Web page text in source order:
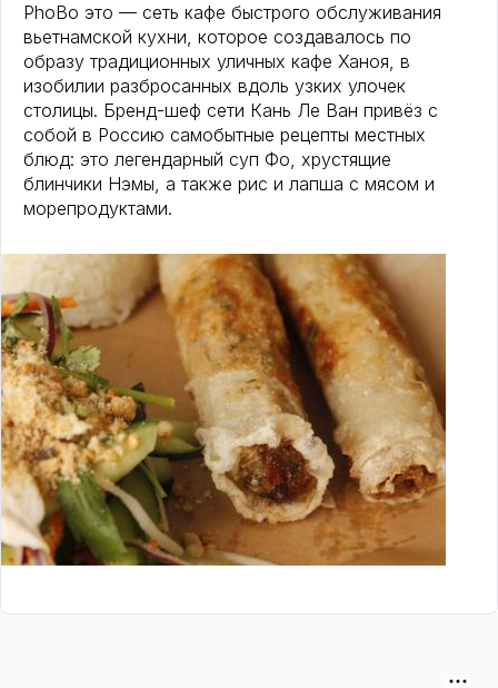
PhoBo это — сеть кафе быстрого обслуживания
вьетнамской кухни, которое создавалось по
образу традиционных уличных кафе Ханоя, в
изобилии разбросанных вдоль узких улочек
столицы. Бренд-шеф сети Кань Ле Ван привёз с
собой в Россию самобытные рецепты местных
блюд: это легендарный суп Фо, хрустящие
блинчики Нэмы, а также рис и лапша с мясом и
морепродуктами.